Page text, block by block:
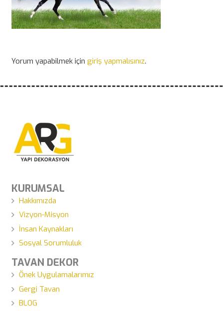
Yorum yapabilmek için giriş yapmalısınız.
KURUMSAL
Hakkımızda
Vizyon-Misyon
İnsan Kaynakları
Sosyal Sorumluluk
TAVAN DEKOR
Önek Uygulamalarımız
Gergi Tavan
BLOG